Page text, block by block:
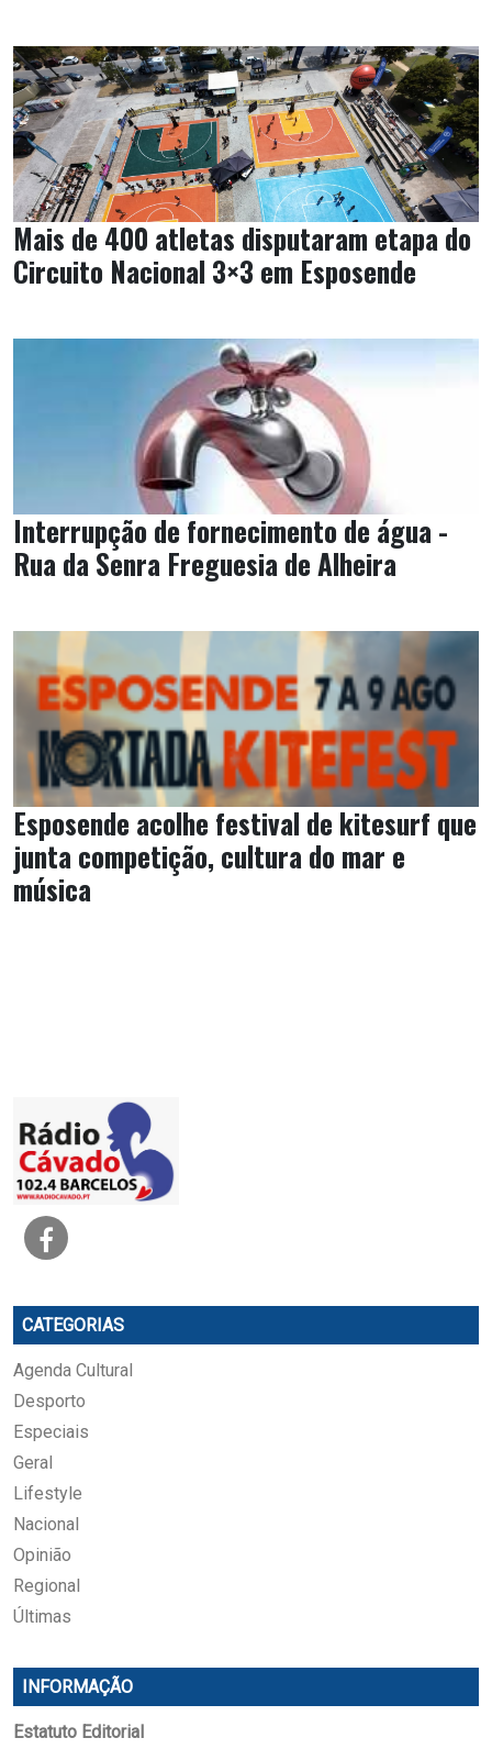
Mais de 400 atletas disputaram etapa do
Circuito Nacional 3×3 em Esposende
Interrupção de fornecimento de água -
Rua da Senra Freguesia de Alheira
Esposende acolhe festival de kitesurf que
junta competição, cultura do mar e
música
CATEGORIAS
Agenda Cultural
Desporto
Especiais
Geral
Lifestyle
Nacional
Opinião
Regional
Últimas
INFORMAÇÃO
Estatuto Editorial